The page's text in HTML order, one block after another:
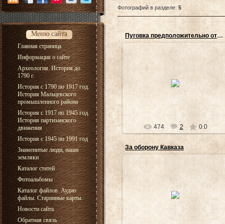
Меню сайта
Главная страница
Информация о сайте
Археология. История до
1790 г.
История с 1790 по 1917 год.
История Мальцевского
промышленного района
История с 1917 по 1945 год.
История партизанского
движения
История с 1945 по 1991 год
Знаменитые люди, наши
земляки
Каталог статей
Фотоальбомы
Каталог файлов. Аудио
файлы. Старинные карты.
Новости сайта
Обратная связь
Фотографий в разделе: 5
Пуговка предположительно относиться к 1857 - 1917
деревни Немеричи, в мае 2012
года...
474 2 0.0
За оборону Кавказа
Медаль найдена на поле в
окрестностях деревни Немеричи,
в мае 2013 года
WereWolf84